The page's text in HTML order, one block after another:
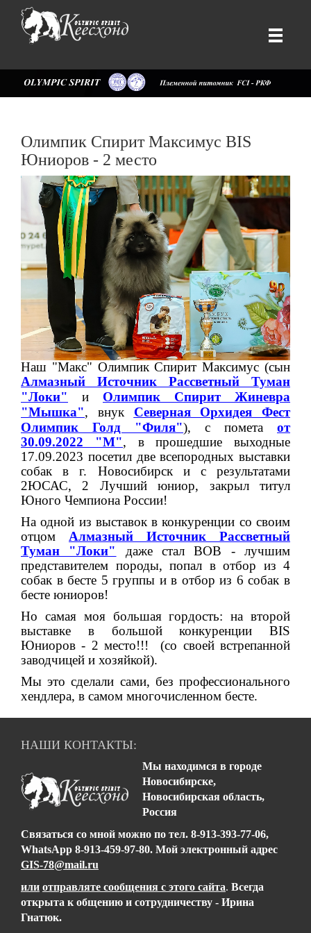
Олимпик Спирит Максимус BIS
Юниоров - 2 место
Наш "Макс" Олимпик Спирит Максимус (сын
Алмазный Источник Рассветный Туман
"Локи" и Олимпик Спирит Жиневра
"Мышка", внук Северная Орхидея Фест
Олимпик Голд "Филя"), с помета от
30.09.2022 "М",
в прошедшие выходные
17.09.2023 посетил две всепородных выставки
собак в г. Новосибирск и с результатами
2ЮСАС, 2 Лучший юниор, закрыл титул
Юного Чемпиона России!
На одной из выставок в конкуренции со своим
отцом Алмазный Источник Рассветный
Туман "Локи"
даже стал ВОВ - лучшим
представителем породы, попал в отбор из 4
собак в бесте 5 группы и в отбор из 6 собак в
бесте юниоров!
Но самая моя большая гордость: на второй
выставке в большой конкуренции BIS
Юниоров - 2 место!!!
(со своей встрепанной
заводчицей и хозяйкой).
Мы это сделали сами, без профессионального
хендлера, в самом многочисленном бесте.
НАШИ КОНТАКТЫ:
Мы находимся в городе
Новосибирске,
Новосибирская область,
Россия
Связаться со мной можно по тел. 8-913-393-77-06,
WhatsApp 8-913-459-97-80. Мой электронный адрес
GIS-78@mail.ru
или отправляте сообщения с этого сайта. Всегда
открыта к общению и сотрудничеству - Ирина
Гнатюк.